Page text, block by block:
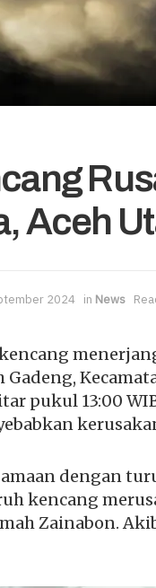
Aceh
2024 in News
Gadeng,
pukul 13:00
dengan
kencang
Zainabon.